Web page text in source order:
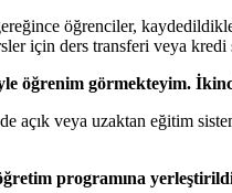
öğrenciler,
için ders transferi veya
öğrenim görmekteyim.
açık veya uzaktan eğitim
programına